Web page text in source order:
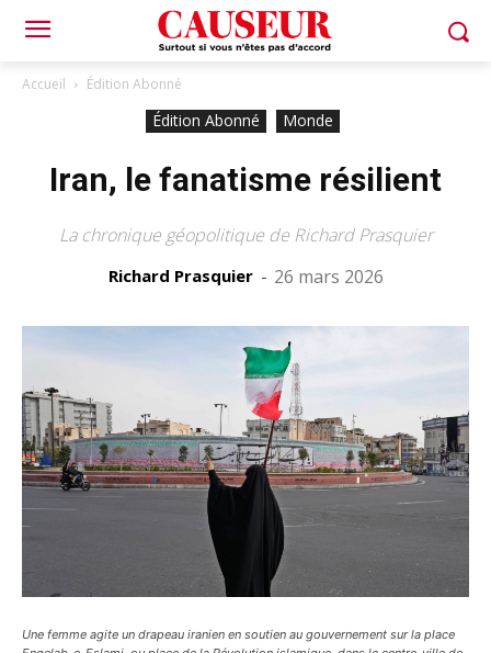
Accueil Édition Abonné
Édition Abonné Monde
Iran, le fanatisme résilient
La chronique géopolitique de Richard Prasquier
Richard Prasquier - 26 mars 2026
Une femme agite un drapeau iranien en soutien au gouvernement sur la place